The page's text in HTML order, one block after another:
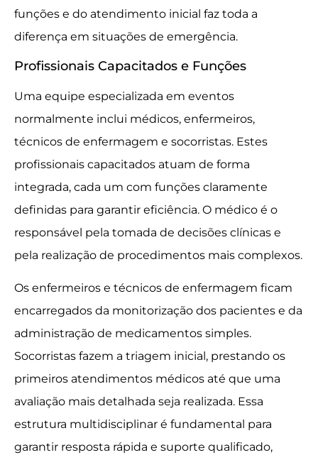
funções e do atendimento inicial faz toda a
diferença em situações de emergência.
Profissionais Capacitados e Funções
Uma equipe especializada em eventos
normalmente inclui médicos, enfermeiros,
técnicos de enfermagem e socorristas. Estes
profissionais capacitados atuam de forma
integrada, cada um com funções claramente
definidas para garantir eficiência. O médico é o
responsável pela tomada de decisões clínicas e
pela realização de procedimentos mais complexos.
Os enfermeiros e técnicos de enfermagem ficam
encarregados da monitorização dos pacientes e da
administração de medicamentos simples.
Socorristas fazem a triagem inicial, prestando os
primeiros atendimentos médicos até que uma
avaliação mais detalhada seja realizada. Essa
estrutura multidisciplinar é fundamental para
garantir resposta rápida e suporte qualificado,